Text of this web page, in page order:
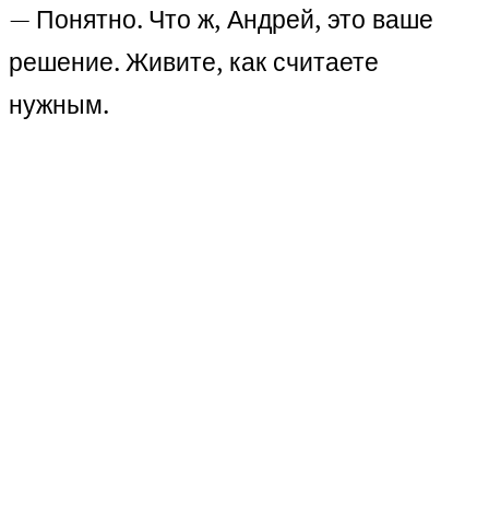
— Понятно. Что ж, Андрей, это ваше
решение. Живите, как считаете
нужным.